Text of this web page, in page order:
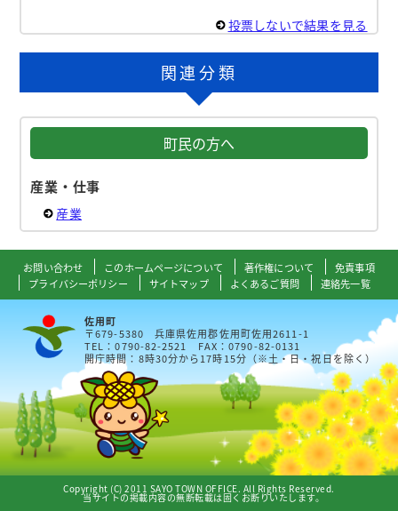
投票しないで結果を見る
関連分類
町民の方へ
産業・仕事
産業
お問い合わせ このホームページについて 著作権について
免責事項
プライバシーポリシー
サイトマップ よくあるご質問 連絡先一覧
佐用町
〒679-5380 兵庫県佐用郡佐用町佐用2611-1
TEL：0790-82-2521 FAX：0790-82-0131
開庁時間：8時30分から17時15分（※土・日・祝日を除く）
Copyright (C) 2011 SAYO TOWN OFFICE. All Rights Reserved.
当サイトの掲載内容の無断転載は固くお断りいたします。